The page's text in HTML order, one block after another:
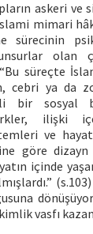
askeri ve
mimari
sürecinin
olan
süreçte
cebri ya da
bir sosyal
ilişki
ve
göre
içinde
vasfı